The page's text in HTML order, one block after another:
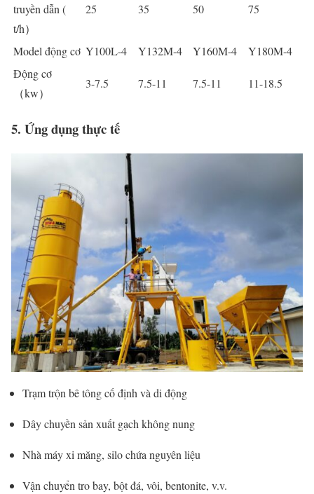
truyền dẫn (
t/h）
25 35 50 75
Model động cơ Y100L-4 Y132M-4 Y160M-4
Y180M-4
Động cơ
（kw）
3-7.5 7.5-11 7.5-11 11-18.5
5. Ứngdụngthựctế
Trạmtrộnbêtôngcốđịnhvàdiđộng
Dâychuyềnsảnxuấtgạchkhôngnung
Nhàmáyximăng, silochứanguyênliệu
Vậnchuyểntrobay, bộtđá, vôi, bentonite, v.v.